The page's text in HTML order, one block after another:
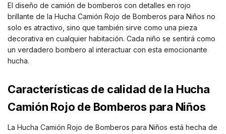
El diseño de camión de bomberos con detalles en rojo
brillante de la Hucha Camión Rojo de Bomberos para Niños no
solo es atractivo, sino que también sirve como una pieza
decorativa en cualquier habitación. Cada niño se sentirá como
un verdadero bombero al interactuar con esta emocionante
hucha.
Características de calidad de la Hucha
Camión Rojo de Bomberos para Niños
La Hucha Camión Rojo de Bomberos para Niños está hecha de